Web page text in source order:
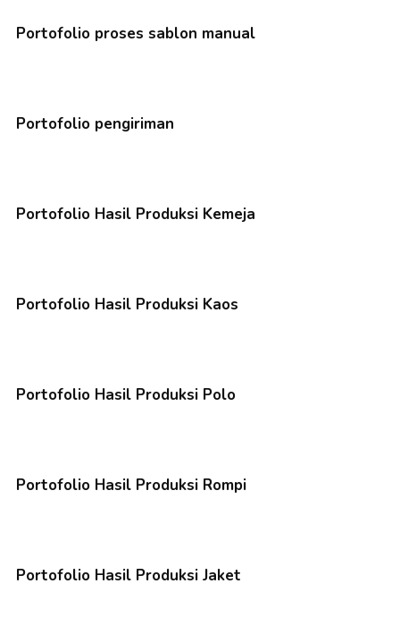
Portofolio proses sablon manual
Portofolio pengiriman
Portofolio Hasil Produksi Kemeja
Portofolio Hasil Produksi Kaos
Portofolio Hasil Produksi Polo
Portofolio Hasil Produksi Rompi
Portofolio Hasil Produksi Jaket